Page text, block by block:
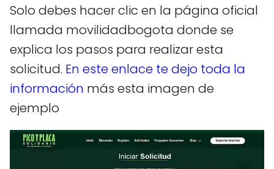
Solo debes hacer clic en la página oficial
llamada movilidadbogota donde se
explica los pasos para realizar esta
solicitud. En este enlace te dejo toda la
información más esta imagen de
ejemplo